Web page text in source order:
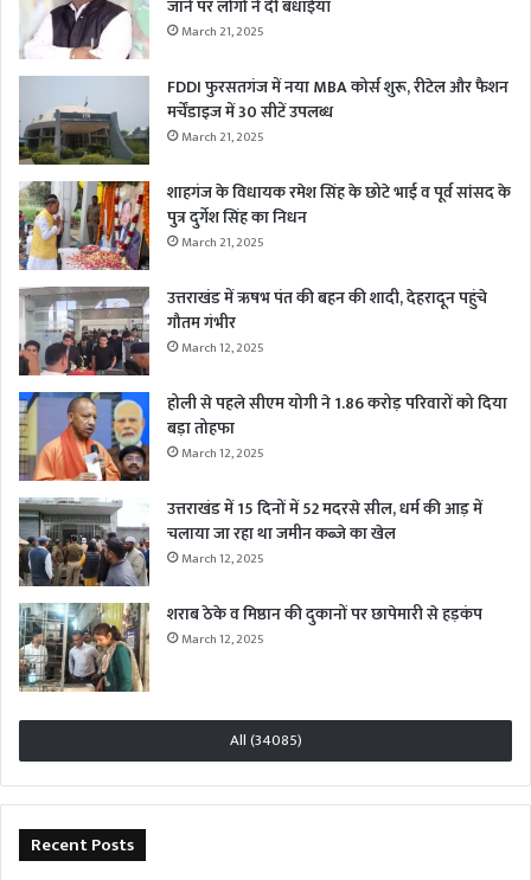
जाने पर लोगों ने दी बधाईयाँ
March 21, 2025
FDDI फुरसतगंज में नया MBA कोर्स शुरू, रीटेल और फैशन
मर्चेंडाइज में 30 सीटें उपलब्ध
March 21, 2025
शाहगंज के विधायक रमेश सिंह के छोटे भाई व पूर्व सांसद के
पुत्र दुर्गेश सिंह का निधन
March 21, 2025
उत्तराखंड में ऋषभ पंत की बहन की शादी, देहरादून पहुंचे
गौतम गंभीर
March 12, 2025
होली से पहले सीएम योगी ने 1.86 करोड़ परिवारों को दिया
बड़ा तोहफा
March 12, 2025
उत्तराखंड में 15 दिनों में 52 मदरसे सील, धर्म की आड़ में
चलाया जा रहा था जमीन कब्जे का खेल
March 12, 2025
शराब ठेके व मिष्ठान की दुकानों पर छापेमारी से हड़कंप
March 12, 2025
All (34085)
Recent Posts